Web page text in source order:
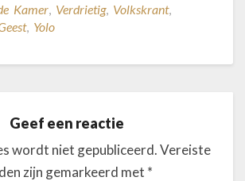
Kamer, Verdrietig, Volkskrant,
, Yolo
Geef een reactie
wordt niet gepubliceerd.Vereiste
zijn gemarkeerd met *